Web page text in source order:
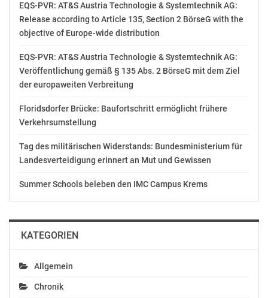
und allen Angehörigen sein tief empfundenes Beileid
aus._
Kati Schneeberger
Telefon: +43 699 12758421
E-Mail: kati.schneeberger@bej.or.at
OTS-ORIGINALTEXT PRESSEAUSSENDUNG UNTER
AUSSCHLIESSLICHER INHALTLICHER VERANTWORTUNG
DES AUSSENDERS. www.ots.at
© Copyright APA-OTS Originaltext-Service GmbH und
Gefällt mir:
EQS-PVR: AT&S Austria Technologie & Systemtechnik AG:
Release according to Article 135, Section 2 BörseG with the
objective of Europe-wide distribution
EQS-PVR: AT&S Austria Technologie & Systemtechnik AG:
Veröffentlichung gemäß § 135 Abs. 2 BörseG mit dem Ziel
der europaweiten Verbreitung
Floridsdorfer Brücke: Baufortschritt ermöglicht frühere
Verkehrsumstellung
Tag des militärischen Widerstands: Bundesministerium für
Landesverteidigung erinnert an Mut und Gewissen
Summer Schools beleben den IMC Campus Krems
KATEGORIEN
Allgemein
Chronik